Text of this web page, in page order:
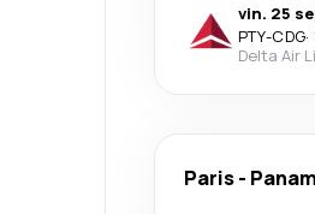
vin. 25
PTY-CDG·
Delta Air
Paris-